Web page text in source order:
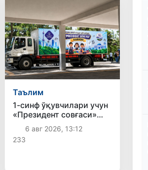
Таълим
1-синф ўқувчилари учун
«Президент совғаси»
ҳудудларга жўнатилди
6 авг 2026, 13:12
233